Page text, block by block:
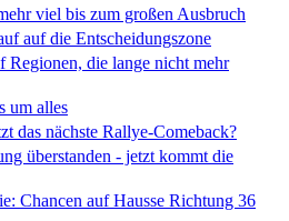
viel bis zum großen Ausbruch
auf die Entscheidungszone
die lange nicht mehr
um alles
das nächste Rallye-Comeback?
überstanden - jetzt kommt die
Chancen auf Hausse Richtung 36